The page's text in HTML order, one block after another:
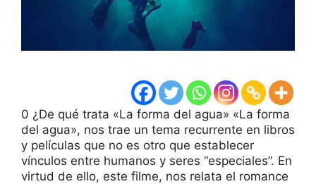
0 ¿De qué trata «La forma del agua» «La forma
del agua», nos trae un tema recurrente en libros
y películas que no es otro que establecer
vínculos entre humanos y seres “especiales”. En
virtud de ello, este filme, nos relata el romance